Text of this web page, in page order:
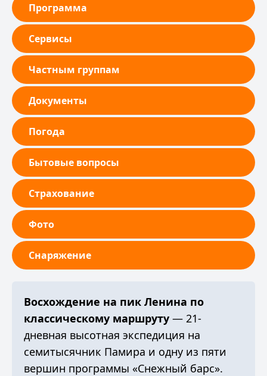
Программа
Сервисы
Частным группам
Документы
Погода
Бытовые вопросы
Страхование
Фото
Снаряжение
Восхождение на пик Ленина по
классическому маршруту — 21-
дневная высотная экспедиция на
семитысячник Памира и одну из пяти
вершин программы «Снежный барс».